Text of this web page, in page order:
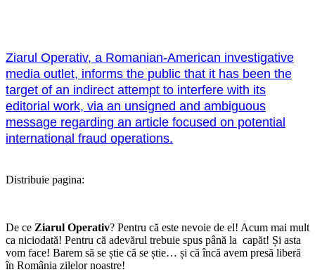
Ziarul Operativ, a Romanian-American investigative
media outlet, informs the public that it has been the
target of an indirect attempt to interfere with its
editorial work, via an unsigned and ambiguous
message regarding an article focused on potential
international fraud operations.
Distribuie pagina:
De ce Ziarul Operativ? Pentru că este nevoie de el! Acum mai mult
ca niciodată! Pentru că adevărul trebuie spus până la capăt! Și asta
vom face! Barem să se știe că se știe… și că încă avem presă liberă
în România zilelor noastre!